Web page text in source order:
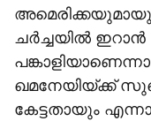
ചർച്ചയിൽ ഇറാൻ
ഖമനേയിയ്ക്ക്
കേട്ടതായും